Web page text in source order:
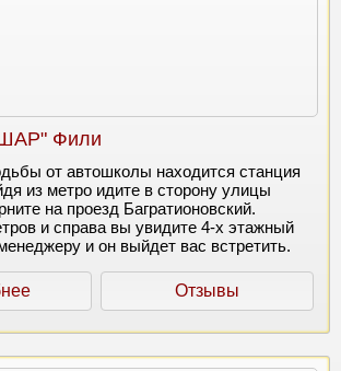
Фили
от автошколы находится станция
из метро идите в сторону улицы
на проезд Багратионовский.
и справа вы увидите 4-х этажный
и он выйдет вас встретить.
Отзывы